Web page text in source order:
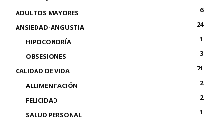
ADULTOS MAYORES
6
ANSIEDAD-ANGUSTIA
24
HIPOCONDRÍA
1
OBSESIONES
3
CALIDAD DE VIDA
71
ALLIMENTACIÓN
2
FELICIDAD
2
SALUD PERSONAL
1